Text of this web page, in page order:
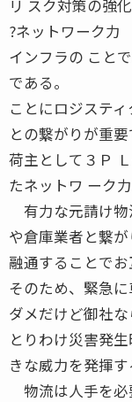
リ スク対策の強
?ネットワーク力
インフラの こと
である。
ことにロジステ
との繋がりが重要
荷主として３Ｐ
たネットワ ーク
有力な元請け物
や倉庫業者と繋
融通することでお
そのため、緊急
ダメだけど御社な
とりわけ災害発
きな威力を発揮す
物流は人手を必